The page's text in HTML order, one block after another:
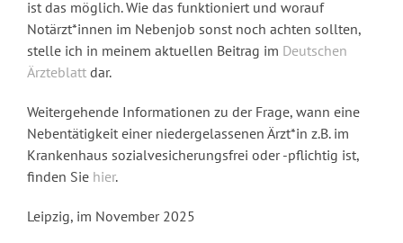
ist das möglich. Wie das funktioniert und worauf
Notärzt*innen im Nebenjob sonst noch achten sollten,
stelle ich in meinem aktuellen Beitrag im Deutschen
Ärzteblatt dar.
Weitergehende Informationen zu der Frage, wann eine
Nebentätigkeit einer niedergelassenen Ärzt*in z.B. im
Krankenhaus sozialvesicherungsfrei oder -pflichtig ist,
finden Sie hier.
Leipzig, im November 2025